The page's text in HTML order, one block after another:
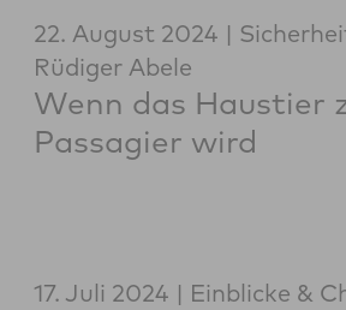
22. August 2024
Rüdiger Abele
Wenn das Haustier
Passagier wird
17. Juli 2024
Einblicke &